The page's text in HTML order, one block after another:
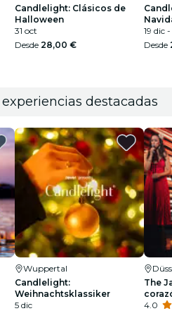
Candlelight: Clásicos de
Halloween
31 oct
Desde 28,00 €
19 dic
Desde
destacadas
Wuppertal
Candlelight:
Weihnachtsklassiker
5 dic
The
4.0